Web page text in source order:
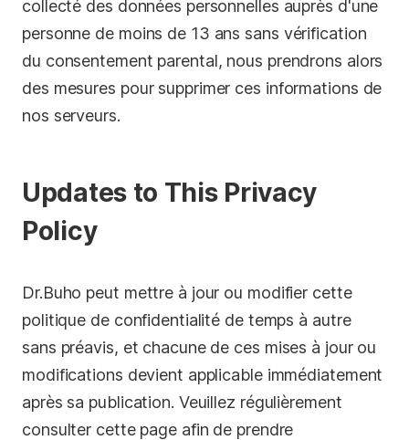
collecté des données personnelles auprès d'une
personne de moins de 13 ans sans vérification
du consentement parental, nous prendrons alors
des mesures pour supprimer ces informations de
nos serveurs.
Updates to This Privacy
Policy
Dr.Buho peut mettre à jour ou modifier cette
politique de confidentialité de temps à autre
sans préavis, et chacune de ces mises à jour ou
modifications devient applicable immédiatement
après sa publication. Veuillez régulièrement
consulter cette page afin de prendre